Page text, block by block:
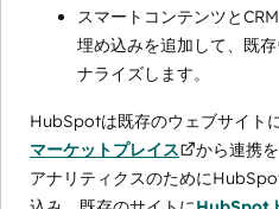
スマートコンテンツと
埋め込みを追加して、既
ナライズします。
HubSpotは既存のウェブサイト
マーケットプレイス
から連携
アナリティクスのために